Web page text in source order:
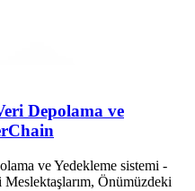
Depolama ve
ve Yedekleme sistemi -
Önümüzdeki